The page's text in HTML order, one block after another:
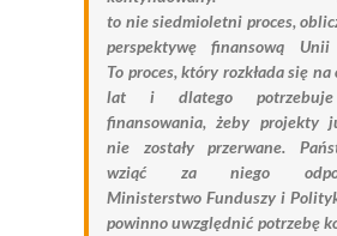
to nie siedmioletni proces,
perspektywę finansową Unii
To proces, który rozkłada się
lat i dlatego potrzebuje
finansowania, żeby projekty
nie zostały przerwane.
wziąć za niego
Ministerstwo Funduszy i
powinno uwzględnić potrzebę